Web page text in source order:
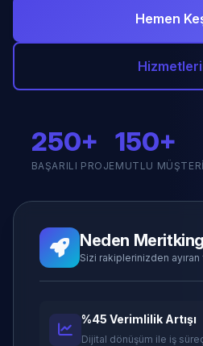
Hemen
250+
BAŞARILI PROJE
150+
MUTLU MÜŞTERI
Neden
Sizi rakiplerinizden ayıran
%45 Verimlilik Artışı
Dijital dönüşüm ile iş